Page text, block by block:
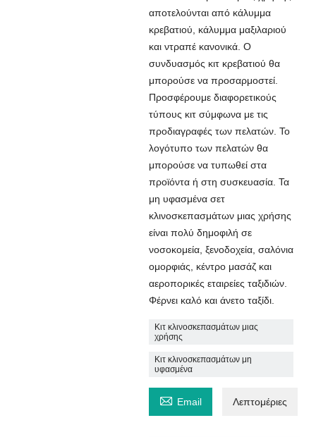
αποτελούνται από κάλυμμα
κρεβατιού, κάλυμμα μαξιλαριού
και ντραπέ κανονικά. Ο
συνδυασμός κιτ κρεβατιού θα
μπορούσε να προσαρμοστεί.
Προσφέρουμε διαφορετικούς
τύπους κιτ σύμφωνα με τις
προδιαγραφές των πελατών. Το
λογότυπο των πελατών θα
μπορούσε να τυπωθεί στα
προϊόντα ή στη συσκευασία. Τα
μη υφασμένα σετ
κλινοσκεπασμάτων μιας χρήσης
είναι πολύ δημοφιλή σε
νοσοκομεία, ξενοδοχεία, σαλόνια
ομορφιάς, κέντρο μασάζ και
αεροπορικές εταιρείες ταξιδιών.
Φέρνει καλό και άνετο ταξίδι.
Κιτ κλινοσκεπασμάτων μιας
χρήσης
Κιτ κλινοσκεπασμάτων μη
υφασμένα
 Email Λεπτομέριες